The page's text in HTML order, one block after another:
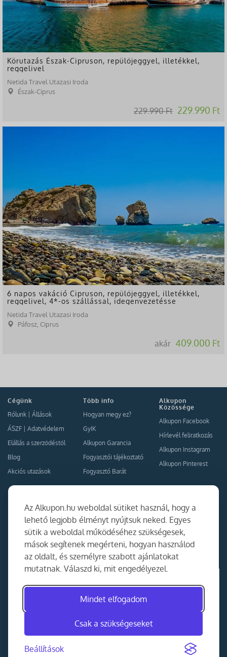
Az Alkupon.hu weboldal sütiket használ, hogy a
lehető legjobb élményt nyújtsuk neked. Egyes
sütik a weboldal működéséhez szükségesek,
mások segítenek megérteni, hogyan használod
az oldalt, és személyre szabott ajánlatokat
mutatnak. Válaszd ki, mit engedélyezel.
Mindet elfogadom
Csak a szükségeseket
Beállítások
Körutazás Észak-Cipruson, repülőjeggyel, illetékkel,
reggelivel
Netida Travel Utazasi Iroda
Észak-Ciprus
229.990 Ft 229.990 Ft
6 napos vakáció Cipruson, repülőjeggyel, illetékkel,
reggelivel, 4*-os szállással, idegenvezetésse
Netida Travel Utazasi Iroda
Páfosz, Ciprus
akár 409.000 Ft
Cégünk
Rólunk
Állások
ÁSZF
Adatvédelem
Elállás a szerződéstől
Blog
Akciós utazások
Több info
Hogyan megy ez?
GyIK
Alkupon Garancia
Fogyasztói tájékoztató
Fogyasztó Barát
Alkupon
Közössége
Alkupon Facebook
Hírlevél feliratkozás
Alkupon Instagram
Alkupon Pinterest
Együttműködés
Kapcsolat
Ajánlj nekünk!
Partner Belépés